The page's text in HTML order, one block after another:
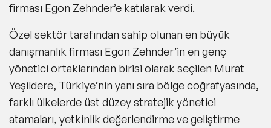
firması Egon Zehnder’e katılarak verdi.
Özel sektör tarafından sahip olunan en büyük
danışmanlık firması Egon Zehnder’in en genç
yönetici ortaklarından birisi olarak seçilen Murat
Yeşildere, Türkiye’nin yanı sıra bölge coğrafyasında,
farklı ülkelerde üst düzeystratejik yönetici
atamaları, yetkinlik değerlendirme ve geliştirme